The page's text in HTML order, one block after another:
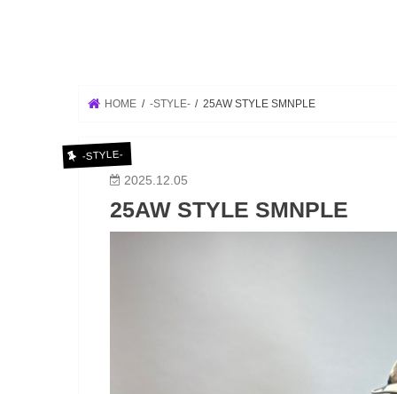
HOME -STYLE- 25AW STYLE SMNPLE
-STYLE-
2025.12.05
25AW STYLE SMNPLE